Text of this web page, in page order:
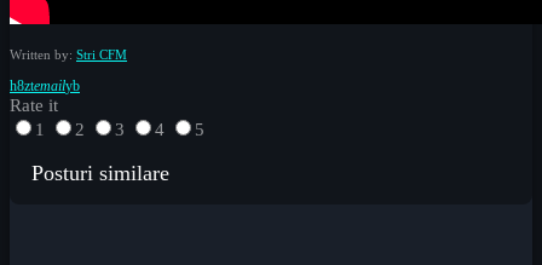
Written by: Stri CFM
email
Rate it
1
2 3 4 5
Posturi similare